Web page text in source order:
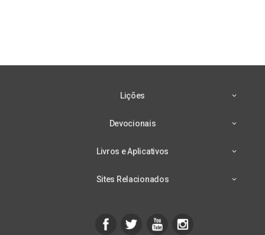
Lições
Devocionais
Livros e Aplicativos
Sites Relacionados